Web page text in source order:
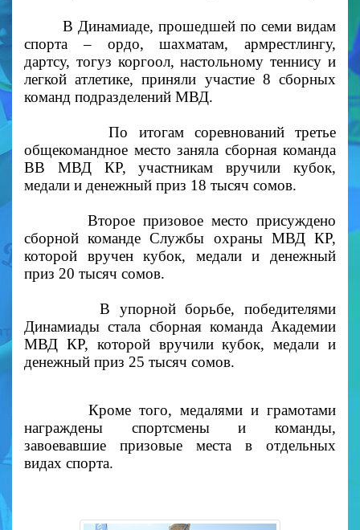
В Динамиаде, прошедшей по семи видам
спорта – ордо, шахматам, армрестлингу,
дартсу, тогуз коргоол, настольному теннису и
легкой атлетике, приняли участие 8 сборных
команд подразделений МВД.
По итогам соревнований третье
общекомандное место заняла сборная команда
ВВ МВД КР, участникам вручили кубок,
медали и денежный приз 18 тысяч сомов.
Второе призовое место присуждено
сборной команде Службы охраны МВД КР,
которой вручен кубок, медали и денежный
приз 20 тысяч сомов.
В упорной борьбе, победителями
Динамиады стала сборная команда Академии
МВД КР, которой вручили кубок, медали и
денежный приз 25 тысяч сомов.
Кроме того, медалями и грамотами
награждены спортсмены и команды,
завоевавшие призовые места в отдельных
видах спорта.